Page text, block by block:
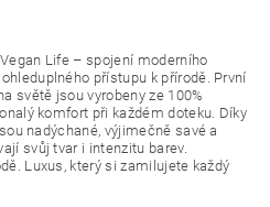
Life – spojení moderního
přístupu k přírodě. První
světě jsou vyrobeny ze 100%
komfort při každém doteku. Díky
nadýchané, výjimečně savé a
svůj tvar i intenzitu barev.
Luxus, který si zamilujete každý